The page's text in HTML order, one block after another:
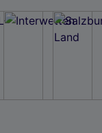
um
zur Identifikation